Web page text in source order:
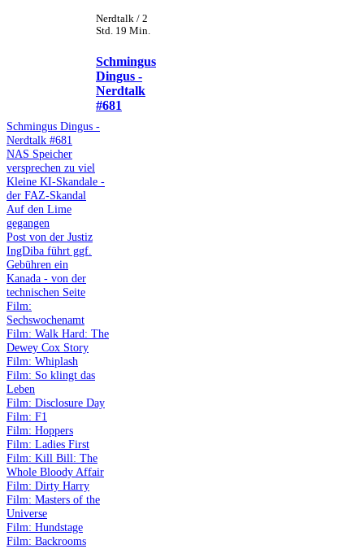
Nerdtalk / 2
Std. 19 Min.
Schmingus
Dingus -
Nerdtalk
#681
Schmingus Dingus -
Nerdtalk #681
NAS Speicher
versprechen zu viel
Kleine KI-Skandale -
der FAZ-Skandal
Auf den Lime
gegangen
Post von der Justiz
IngDiba führt ggf.
Gebühren ein
Kanada - von der
technischen Seite
Film:
Sechswochenamt
Film: Walk Hard: The
Dewey Cox Story
Film: Whiplash
Film: So klingt das
Leben
Film: Disclosure Day
Film: F1
Film: Hoppers
Film: Ladies First
Film: Kill Bill: The
Whole Bloody Affair
Film: Dirty Harry
Film: Masters of the
Universe
Film: Hundstage
Film: Backrooms